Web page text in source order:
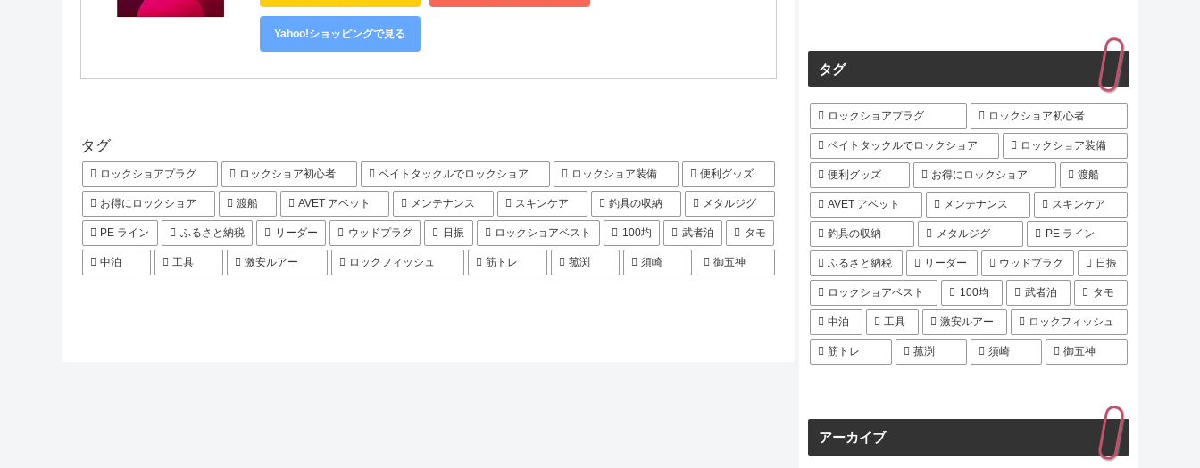
Yahoo!ショッピングで見る
タグ
ロックショアプラグ ロックショア初心者 ベイトタックルでロックショア ロックショア装備 便利グッズ
お得にロックショア 渡船 AVET アベット メンテナンス スキンケア 釣具の収納 メタルジグ
PE ライン ふるさと納税 リーダー ウッドプラグ 日振 ロックショアベスト 100均 武者泊 タモ
中泊 工具 激安ルアー ロックフィッシュ 筋トレ 菰渕 須崎 御五神
タグ
ロックショアプラグ ロックショア初心者
ベイトタックルでロックショア ロックショア装備
便利グッズ お得にロックショア 渡船
AVET アベット メンテナンス スキンケア
釣具の収納 メタルジグ PE ライン
ふるさと納税 リーダー ウッドプラグ 日振
ロックショアベスト 100均 武者泊 タモ
中泊 工具 激安ルアー ロックフィッシュ
筋トレ 菰渕 須崎 御五神
アーカイブ